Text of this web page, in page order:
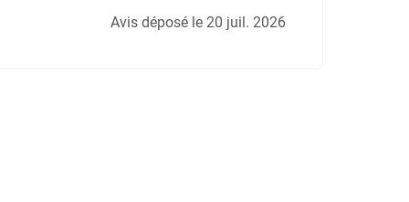
Avis déposé le 20 juil. 2026